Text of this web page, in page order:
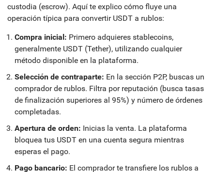
custodia (escrow). Aquí te explico cómo fluye una
operación típica para convertir USDT a rublos:
Compra inicial: Primero adquieres stablecoins,
generalmente USDT (Tether), utilizando cualquier
método disponible en la plataforma.
Selección de contraparte: En la sección P2P, buscas un
comprador de rublos. Filtra por reputación (busca tasas
de finalización superiores al 95%) y número de órdenes
completadas.
Apertura de orden: Inicias la venta. La plataforma
bloquea tus USDT en una cuenta segura mientras
esperas el pago.
Pago bancario: El comprador te transfiere los rublos a